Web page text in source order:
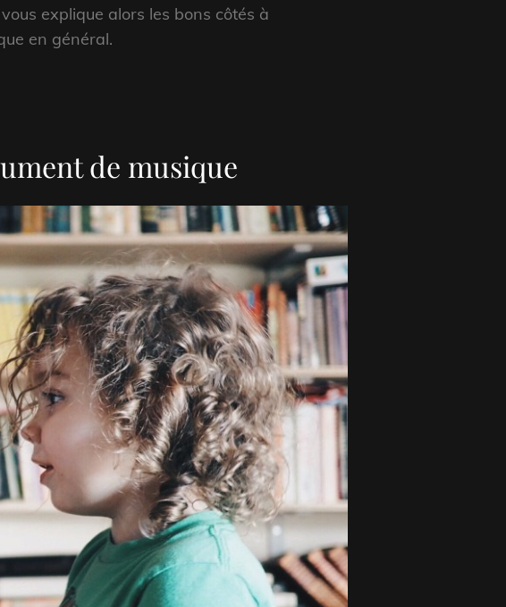
explique alors les bons côtés à
en général.
de musique